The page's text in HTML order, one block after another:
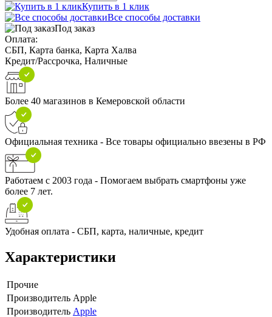
Купить в 1 клик
Все способы доставки
Под заказ
Оплата:
СБП, Карта банка, Карта Халва
Кредит/Рассрочка, Наличные
Более 40 магазинов в Кемеровской области
Официальная техника - Все товары официально ввезены в РФ
Работаем с 2003 года - Помогаем выбрать смартфоны уже
более 7 лет.
Удобная оплата - СБП, карта, наличные, кредит
Характеристики
Прочие
Производитель Apple
Производитель Apple